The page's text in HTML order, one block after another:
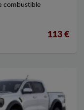
combustible
113 €